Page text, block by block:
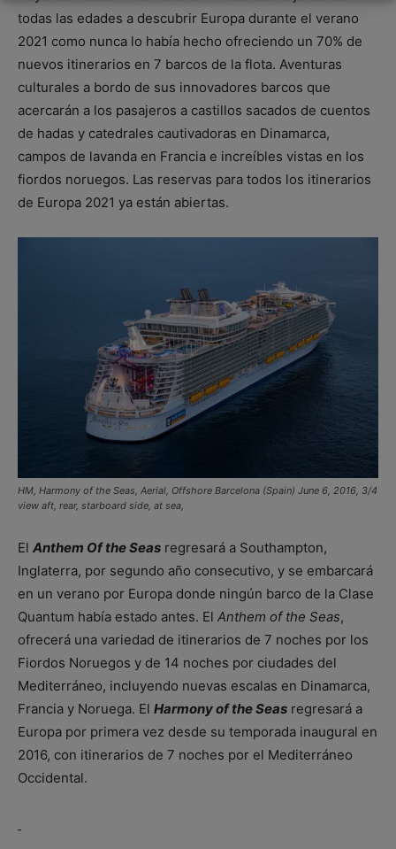
todas las edades a descubrir Europa durante el verano
2021 como nunca lo había hecho ofreciendo un 70% de
nuevos itinerarios en 7 barcos de la flota. Aventuras
culturales a bordo de sus innovadores barcos que
acercarán a los pasajeros a castillos sacados de cuentos
de hadas y catedrales cautivadoras en Dinamarca,
campos de lavanda en Francia e increíbles vistas en los
fiordos noruegos. Las reservas para todos los itinerarios
de Europa 2021 ya están abiertas.
HM, Harmony of the Seas, Aerial, Offshore Barcelona (Spain) June 6, 2016, 3/4
view aft, rear, starboard side, at sea,
El Anthem Of the Seas regresará a Southampton,
Inglaterra, por segundo año consecutivo, y se embarcará
en un verano por Europa donde ningún barco de la Clase
Quantum había estado antes. El Anthem of the Seas,
ofrecerá una variedad de itinerarios de 7 noches por los
Fiordos Noruegos y de 14 noches por ciudades del
Mediterráneo, incluyendo nuevas escalas en Dinamarca,
Francia y Noruega. El Harmony of the Seas regresará a
Europa por primera vez desde su temporada inaugural en
2016, con itinerarios de 7 noches por el Mediterráneo
Occidental.